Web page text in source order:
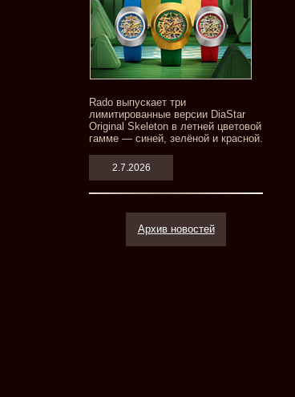
Rado выпускает три
лимитированные версии DiaStar
Original Skeleton в летней цветовой
гамме — синей, зелёной и красной.
2.7.2026
Архив новостей